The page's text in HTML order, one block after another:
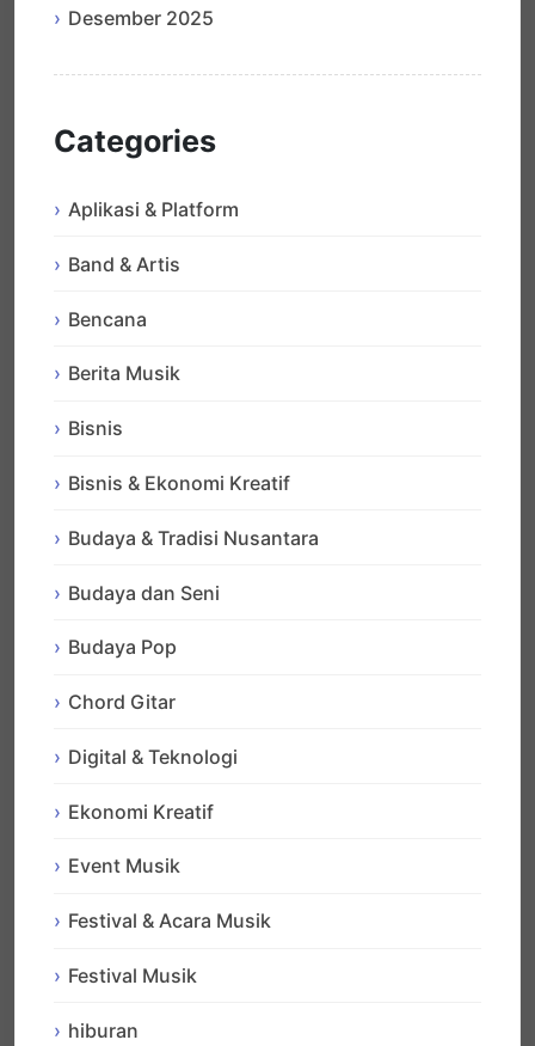
Desember 2025
Categories
Aplikasi & Platform
Band & Artis
Bencana
Berita Musik
Bisnis
Bisnis & Ekonomi Kreatif
Budaya & Tradisi Nusantara
Budaya dan Seni
Budaya Pop
Chord Gitar
Digital & Teknologi
Ekonomi Kreatif
Event Musik
Festival & Acara Musik
Festival Musik
hiburan